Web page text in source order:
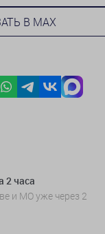
В MAX
2 часа
и МО уже через 2